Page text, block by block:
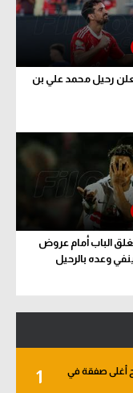
رحيل محمد علي بن
الباب أمام عروض
وعده بالرحيل
1
أغلى صفقة في